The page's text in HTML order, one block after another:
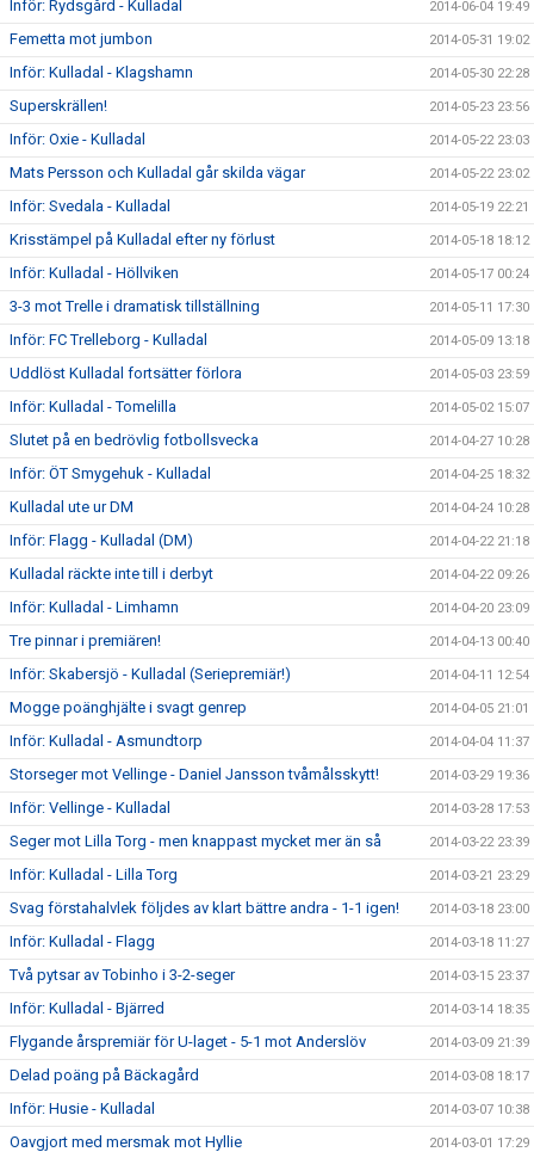
Inför: Rydsgård - Kulladal 2014-06-04 19:49
Femetta mot jumbon 2014-05-31 19:02
Inför: Kulladal - Klagshamn 2014-05-30 22:28
Superskrällen! 2014-05-23 23:56
Inför: Oxie - Kulladal 2014-05-22 23:03
Mats Persson och Kulladal går skilda vägar 2014-05-22 23:02
Inför: Svedala - Kulladal 2014-05-19 22:21
Krisstämpel på Kulladal efter ny förlust 2014-05-18 18:12
Inför: Kulladal - Höllviken 2014-05-17 00:24
3-3 mot Trelle i dramatisk tillställning 2014-05-11 17:30
Inför: FC Trelleborg - Kulladal 2014-05-09 13:18
Uddlöst Kulladal fortsätter förlora 2014-05-03 23:59
Inför: Kulladal - Tomelilla 2014-05-02 15:07
Slutet på en bedrövlig fotbollsvecka 2014-04-27 10:28
Inför: ÖT Smygehuk - Kulladal 2014-04-25 18:32
Kulladal ute ur DM 2014-04-24 10:28
Inför: Flagg - Kulladal (DM) 2014-04-22 21:18
Kulladal räckte inte till i derbyt 2014-04-22 09:26
Inför: Kulladal - Limhamn 2014-04-20 23:09
Tre pinnar i premiären! 2014-04-13 00:40
Inför: Skabersjö - Kulladal (Seriepremiär!) 2014-04-11 12:54
Mogge poänghjälte i svagt genrep 2014-04-05 21:01
Inför: Kulladal - Asmundtorp 2014-04-04 11:37
Storseger mot Vellinge - Daniel Jansson tvåmålsskytt! 2014-03-29 19:36
Inför: Vellinge - Kulladal 2014-03-28 17:53
Seger mot Lilla Torg - men knappast mycket mer än så 2014-03-22 23:39
Inför: Kulladal - Lilla Torg 2014-03-21 23:29
Svag förstahalvlek följdes av klart bättre andra - 1-1 igen! 2014-03-18 23:00
Inför: Kulladal - Flagg 2014-03-18 11:27
Två pytsar av Tobinho i 3-2-seger 2014-03-15 23:37
Inför: Kulladal - Bjärred 2014-03-14 18:35
Flygande årspremiär för U-laget - 5-1 mot Anderslöv 2014-03-09 21:39
Delad poäng på Bäckagård 2014-03-08 18:17
Inför: Husie - Kulladal 2014-03-07 10:38
Oavgjort med mersmak mot Hyllie 2014-03-01 17:29